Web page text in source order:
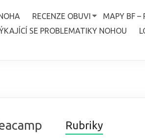
RECENZE OBUVI
MAPY BF –
SE PROBLEMATIKY NOHOU
Rubriky